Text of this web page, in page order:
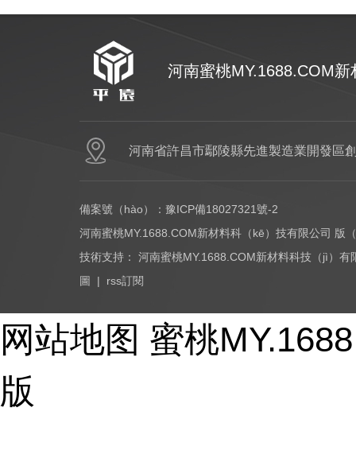
河南蜜桃MY.1688.COM
河南省許昌市鄢陵縣先進製造業開發區
備案號（hào）： 豫ICP備18027321號-2
河南蜜桃MY.1688.COM新材料科（kē）技有限公司 版
技術支持： 河南蜜桃MY.1688.COM新材料科技（jì）有
圖
| rss訂閱
网站地图 蜜桃
版